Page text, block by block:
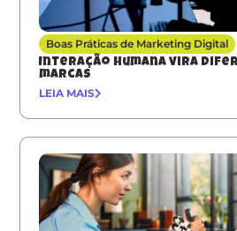
Boas Práticas de Marketing Digital
Interação humana vira
marcas
LEIA MAIS